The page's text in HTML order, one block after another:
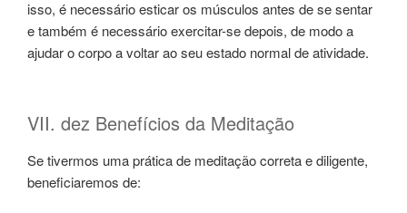
isso, é necessário esticar os músculos antes de se sentar
e também é necessário exercitar-se depois, de modo a
ajudar o corpo a voltar ao seu estado normal de atividade.
VII. dez Benefícios da Meditação
Se tivermos uma prática de meditação correta e diligente,
beneficiaremos de: